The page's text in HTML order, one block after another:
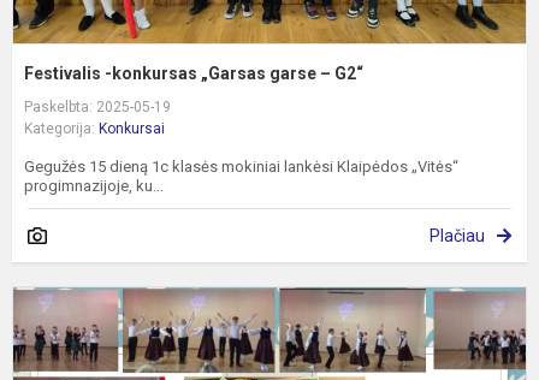
Festivalis -konkursas „Garsas garse – G2“
Paskelbta: 2025-05-19
Kategorija: Konkursai
Gegužės 15 dieną 1c klasės mokiniai lankėsi Klaipėdos „Vitės“
progimnazijoje, ku...
Plačiau